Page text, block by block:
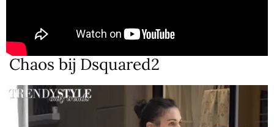
Chaos bij Dsquared2